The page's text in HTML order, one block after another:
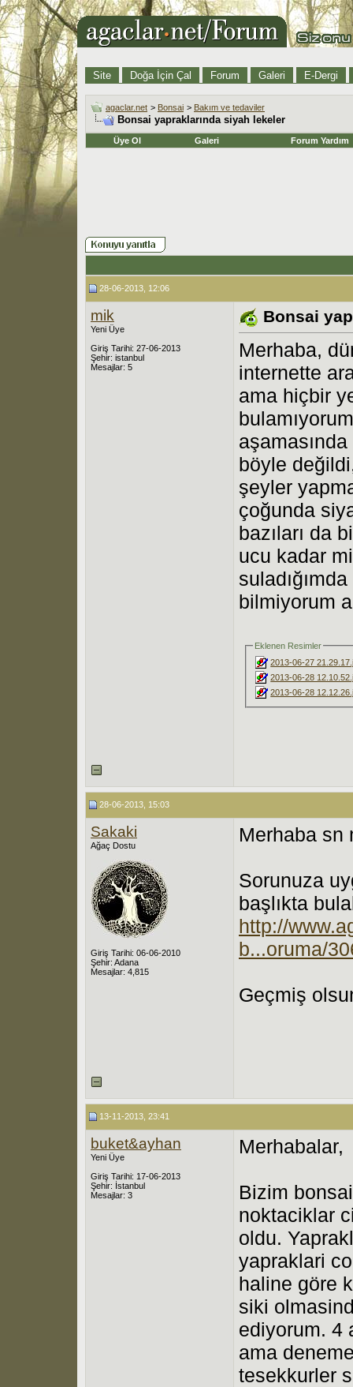
Site Doğa İçin Çal Forum Galeri E-Dergi
agaclar.net > Bonsai > Bakım ve tedaviler
Bonsai yapraklarında siyah lekeler
Üye Ol Galeri Forum Yardım
28-06-2013, 12:06
mik
Yeni Üye
Giriş Tarihi: 27-06-2013
Şehir: istanbul
Mesajlar: 5
Bonsai
Merhaba,
internette
ama hiçbir
böyle
şeyler
çoğunda
bazıları da
ucu kadar
bilmiyorum
Eklenen Resimler
2013-06-27
2013-06-28
2013-06-28
28-06-2013, 15:03
Sakaki
Ağaç Dostu
Giriş Tarihi: 06-06-2010
Şehir: Adana
Mesajlar: 4,815
Merhaba sn
Sorunuza
başlıkta
http://
b...oruma/
Geçmiş
13-11-2013, 23:41
buket&ayhan
Yeni Üye
Giriş Tarihi: 17-06-2013
Şehir: İstanbul
Mesajlar: 3
Merhabalar,
Bizim
noktaciklar
oldu.
yapraklari
haline göre
siki
ediyorum. 4
ama
tesekkurler